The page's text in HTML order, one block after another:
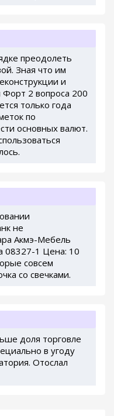
преодолеть
Зная что им
и
2 вопроса 200
только года
по
основных валют.
не
Акмэ-Мебель
08327-1 Цена: 10
совсем
со свечками.
доля торговле
в угоду
Отослал